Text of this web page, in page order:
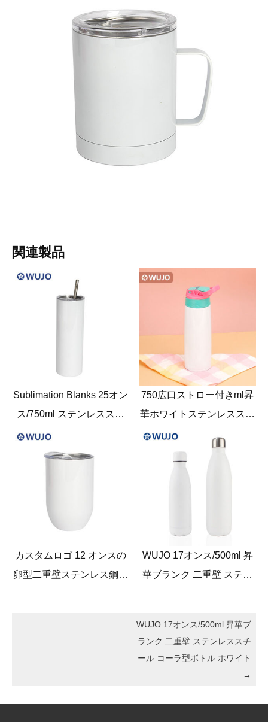
関連製品
Sublimation Blanks 25オン
ス/750ml ステンレススチ
ール スキニータンブラー
プラスチック蓋付き
750広口ストロー付きml昇
華ホワイトステンレススチ
ールウォーターボトル & 携
帯用蓋
カスタムロゴ 12 オンスの
卵型二重壁ステンレス鋼真
WUJO 17オンス/500ml 昇
華ブランク 二重壁 ステン
WUJO 17オンス/500ml 昇華ブ
ランク 二重壁 ステンレススチ
ール コーラ型ボトル ホワイト
→